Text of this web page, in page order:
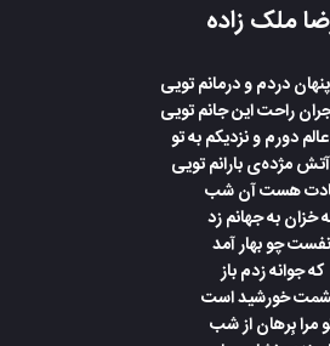
ملک زاده
دردم و درمانم تویی
راحت این جانم تویی
دورم و نزدیکم به تو
مژده‌ی بارانم تویی
هست آن شب
خزان به جهانم زد
نفست چو بهار آمد
که جوانه زدم باز
خورشید است
مرا بِرهان از شب